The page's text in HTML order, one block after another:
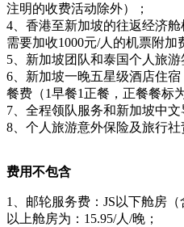
注明的收费活动除外）；
4、香港至新加坡的往返经济
需要加收1000元/人的机票附加
5、新加坡团队和泰国个人旅游
6、新加坡一晚五星级酒店住
餐费（1早餐1正餐，正餐餐标
7、全程领队服务和新加坡中文
8、个人旅游意外保险及旅行社
费用不包含
1、邮轮服务费：JS以下舱房（
以上舱房为：15.95/人/晚；